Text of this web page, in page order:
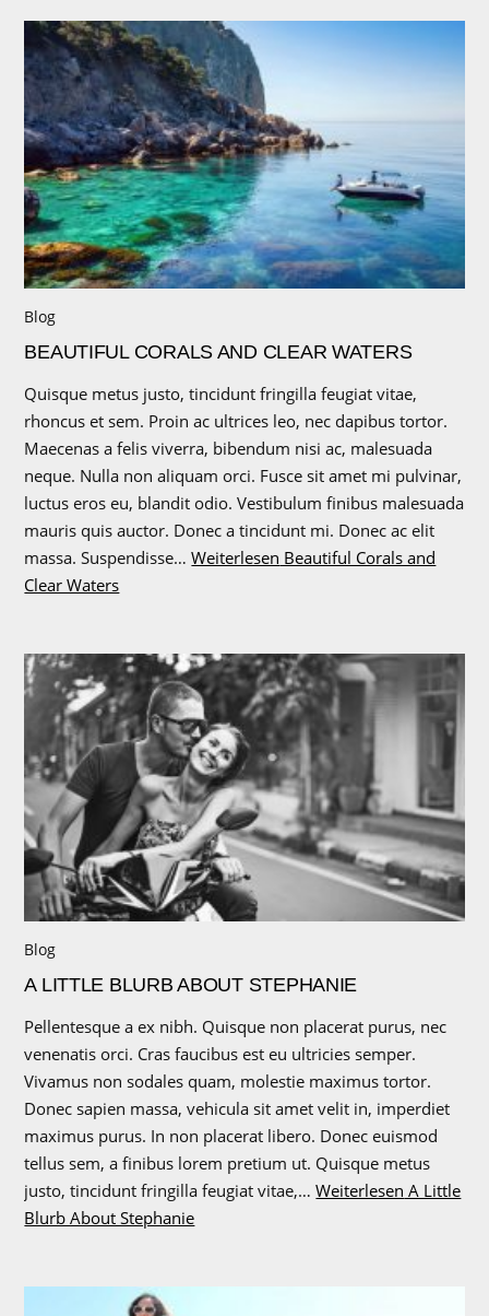
Blog
BEAUTIFUL CORALS AND CLEAR WATERS
Quisque metus justo, tincidunt fringilla feugiat vitae,
rhoncus et sem. Proin ac ultrices leo, nec dapibus tortor.
Maecenas a felis viverra, bibendum nisi ac, malesuada
neque. Nulla non aliquam orci. Fusce sit amet mi pulvinar,
luctus eros eu, blandit odio. Vestibulum finibus malesuada
mauris quis auctor. Donec a tincidunt mi. Donec ac elit
massa. Suspendisse…Weiterlesen Beautiful Corals and
Clear Waters
Blog
A LITTLE BLURB ABOUT STEPHANIE
Pellentesque a ex nibh. Quisque non placerat purus, nec
venenatis orci. Cras faucibus est eu ultricies semper.
Vivamus non sodales quam, molestie maximus tortor.
Donec sapien massa, vehicula sit amet velit in, imperdiet
maximus purus. In non placerat libero. Donec euismod
tellus sem, a finibus lorem pretium ut. Quisque metus
justo, tincidunt fringilla feugiat vitae,…Weiterlesen A Little
Blurb About Stephanie